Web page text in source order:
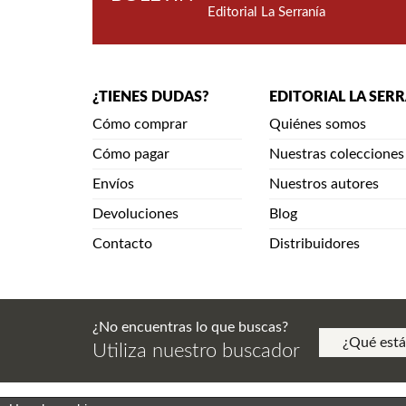
Editorial La Serranía
¿TIENES DUDAS?
Cómo comprar
Cómo pagar
Envíos
Devoluciones
Contacto
EDITORIAL LA
Quiénes somos
Nuestras colecciones
Nuestros autores
Blog
Distribuidores
¿No encuentras lo que buscas?
Utiliza nuestro buscador